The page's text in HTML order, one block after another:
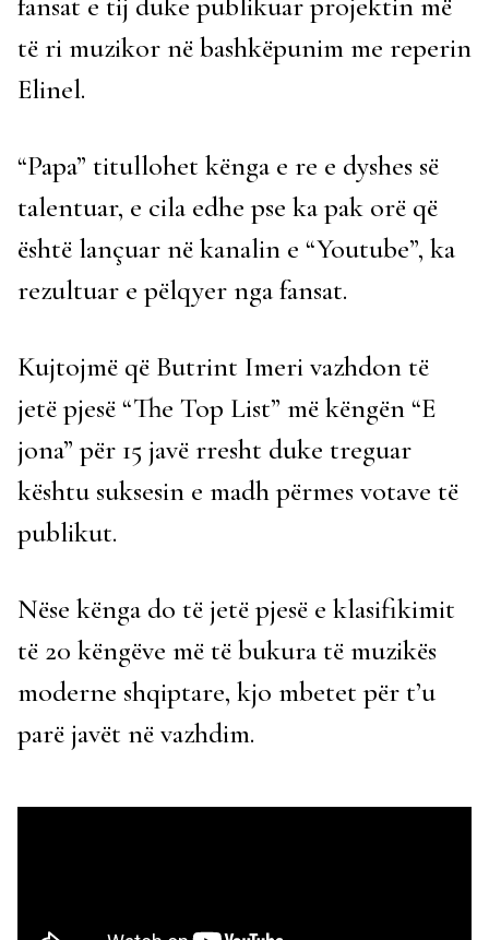
të ri muzikor në bashkëpunim me reperin
Elinel.
“Papa” titullohet kënga e re e dyshes së
talentuar, e cila edhe pse ka pak orë që
është lançuar në kanalin e “Youtube”, ka
rezultuar e pëlqyer nga fansat.
Kujtojmë që Butrint Imeri vazhdon të
jetë pjesë “The Top List” më këngën “E
jona” për 15 javë rresht duke treguar
kështu suksesin e madh përmes votave të
publikut.
Nëse kënga do të jetë pjesë e klasifikimit
të 20 këngëve më të bukura të muzikës
moderne shqiptare, kjo mbetet për t’u
parë javët në vazhdim.